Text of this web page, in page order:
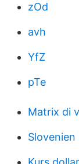
zOd
avh
YfZ
pTe
Matrix di
Slovenien